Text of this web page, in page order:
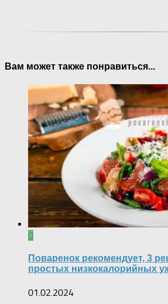
Вам может также понравиться...
0
Поваренок рекомендует, 3
простых низкокалорийных
01.02.2024